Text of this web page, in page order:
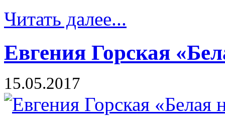
Читать далее...
Евгения Горская
15.05.2017